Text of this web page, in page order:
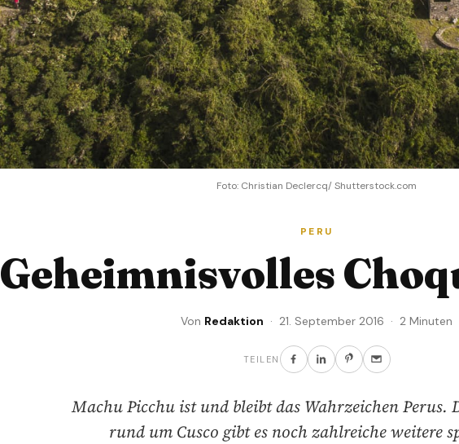
Foto: Christian Declercq/ Shutterstock.com
PERU
Geheimnisvolles
Von Redaktion · 21. September 2016 · 2 Minuten
TEILEN
Machu Picchu ist und bleibt das Wahrzeichen Perus.
rund um Cusco gibt es noch zahlreiche weitere